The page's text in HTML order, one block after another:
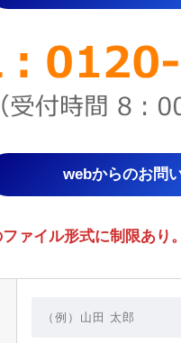
webからのお問
ァイル形式に制限あり